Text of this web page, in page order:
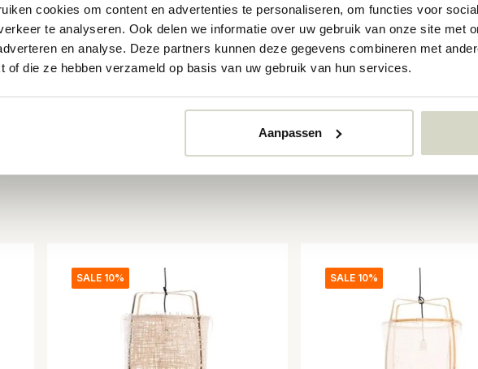
cookies om content en advertenties te personaliseren, om functies voor
te analyseren. Ook delen we informatie over uw gebruik van onze site met
en analyse. Deze partners kunnen deze gegevens combineren met
of die ze hebben verzameld op basis van uw gebruik van hun services.
Aanpassen
dit product..
SALE 10% SALE 10%